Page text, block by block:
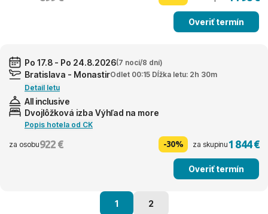
Overiť termín
Po 17.8 - Po 24.8.2026(7 nocí/8 dní)
Bratislava - MonastirOdlet 00:15 Dĺžka letu: 2h 30m
Detail letu
All inclusive
Dvojlôžková izba Výhľad na more
Popis hotela od CK
za osobu922 € -30% za skupinu1 844 €
Overiť termín
1 2